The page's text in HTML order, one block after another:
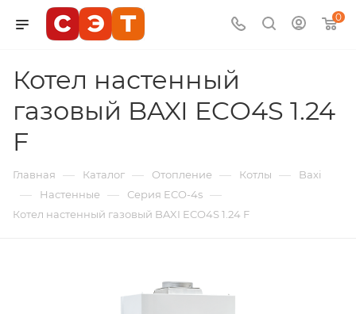
0
Котел настенный
газовый BAXI ECO4S 1.24
F
Главная — Каталог — Отопление — Котлы — Baxi
— Настенные — Серия ECO-4s —
Котел настенный газовый BAXI ECO4S 1.24 F